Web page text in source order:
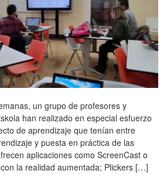
un grupo de profesores y
han realizado en especial esfuerzo
de aprendizaje que tenían entre
y puesta en práctica de las
aplicaciones como ScreenCast o
la realidad aumentada; Plickers […]